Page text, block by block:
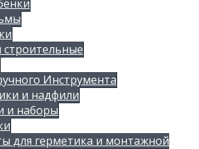
Инструмента
и надфили
и наборы
для герметика и монтажной